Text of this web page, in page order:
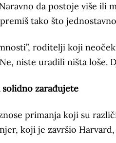
da postoje više ili
tako što
roditelji koji
niste uradili ništa loše.
solidno zarađujete
primanja koji su
koji je završio